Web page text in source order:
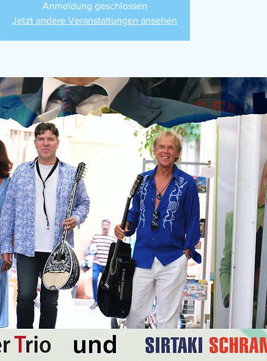
Anmeldung geschlossen
Jetzt andere Veranstaltungen ansehen